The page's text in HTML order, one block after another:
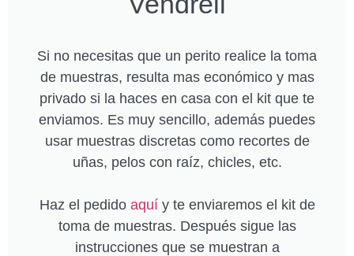
Si no necesitas que un perito realice la toma
de muestras, resulta mas económico y mas
privado si la haces en casa con el kit que te
enviamos. Es muy sencillo, además puedes
usar muestras discretas como recortes de
uñas, pelos con raíz, chicles, etc.
Haz el pedido aquíy te enviaremos el kit de
toma de muestras. Después sigue las
instrucciones que se muestran a